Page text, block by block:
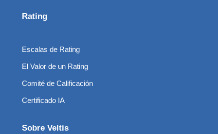
Rating
Escalas de Rating
El Valor de un Rating
Comité de Calificación
Certificado IA
Sobre Veltis